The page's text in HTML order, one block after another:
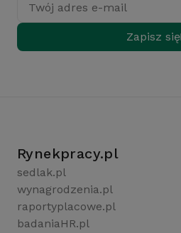
Twój adres e-mail
Zapisz się
Rynekpracy.pl
sedlak.pl
wynagrodzenia.pl
raportyplacowe.pl
badaniaHR.pl